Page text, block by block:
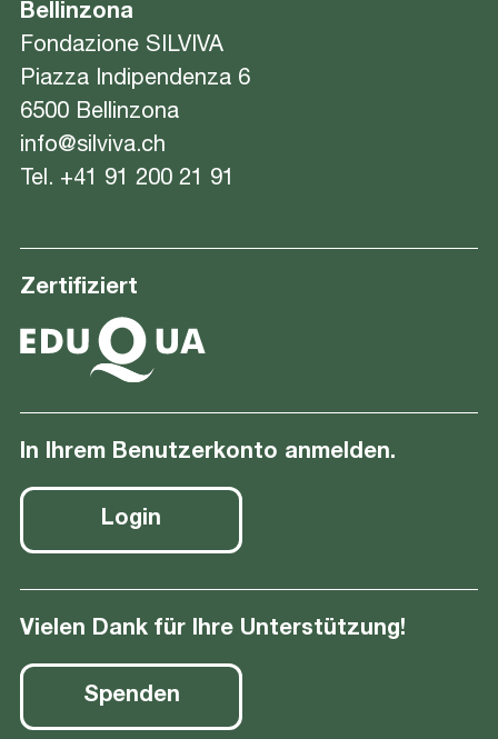
Bellinzona
Fondazione SILVIVA
Piazza Indipendenza 6
6500 Bellinzona
info@silviva.ch
Tel. +41 91 200 21 91
Zertifiziert
In Ihrem Benutzerkonto anmelden.
Login
Vielen Dank für Ihre Unterstützung!
Spenden